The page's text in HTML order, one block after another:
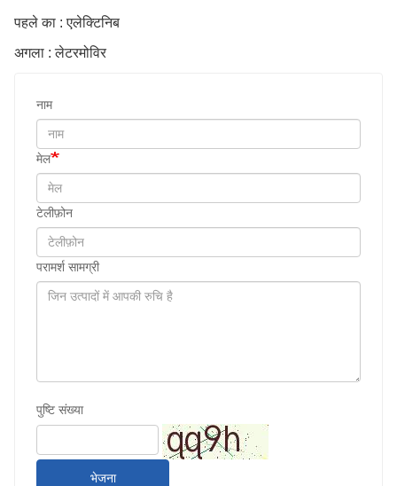
पहले का : एलेक्टिनिब
अगला : लेटरमोविर
नाम
मेल
टेलीफ़ोन
परामर्श सामग्री
पुष्टि संख्या
भेजना